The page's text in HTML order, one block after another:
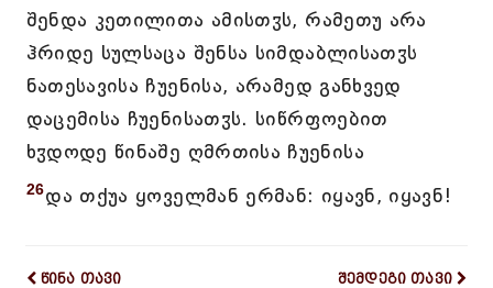
შენდა კეთილითა ამისთჳს, რამეთუ არა
ჰრიდე სულსაცა შენსა სიმდაბლისათჳს
ნათესავისა ჩუენისა, არამედ განხვედ
დაცემისა ჩუენისათჳს. სიწრფოებით
ხჳდოდე წინაშე ღმრთისა ჩუენისა
26და თქუა ყოველმან ერმან: იყავნ, იყავნ!
წინა თავი შემდეგი თავი